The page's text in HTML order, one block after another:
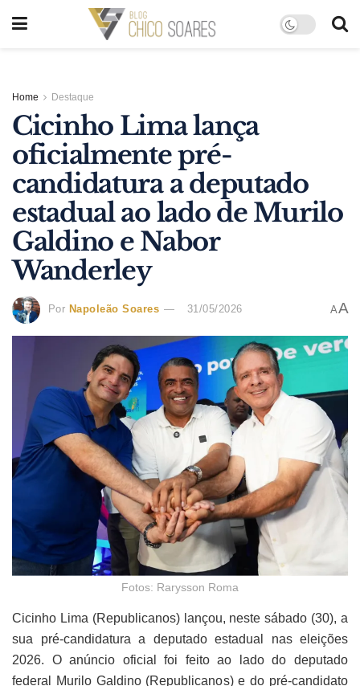
Home Destaque
Cicinho Lima lança
oficialmente pré-
candidatura a deputado
estadual ao lado de Murilo
Galdino e Nabor
Wanderley
Por Napoleão Soares 31/05/2026 AA
Fotos: Rarysson Roma
Cicinho Lima (Republicanos) lançou, neste sábado (30), a
sua pré-candidatura a deputado estadual nas eleições
2026. O anúncio oficial foi feito ao lado do deputado
federal Murilo Galdino (Republicanos) e do pré-candidato